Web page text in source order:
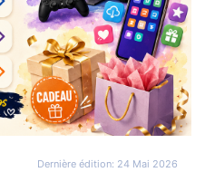
Dernière édition: 24 Mai 2026